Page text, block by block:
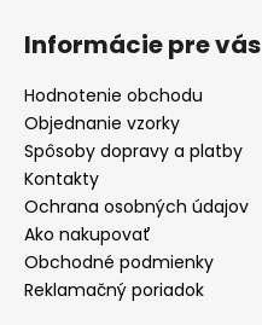
Informácie pre vás
Hodnotenie obchodu
Objednanie vzorky
Spôsoby dopravy a platby
Kontakty
Ochrana osobných údajov
Ako nakupovať
Obchodné podmienky
Reklamačný poriadok